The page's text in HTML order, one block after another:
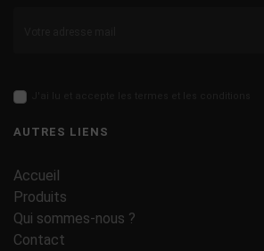
AUTRES LIENS
Accueil
Produits
Qui sommes-nous ?
Contact